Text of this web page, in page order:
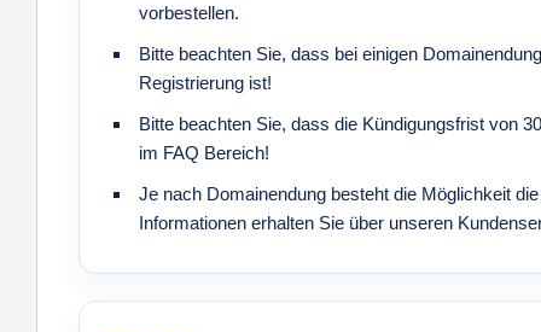
vorbestellen.
Bitte beachten Sie, dass bei einigen
Registrierung ist!
Bitte beachten Sie, dass die Kündigungsfrist von
im FAQ Bereich!
Je nach Domainendung besteht die Möglichkeit
Informationen erhalten Sie über unseren